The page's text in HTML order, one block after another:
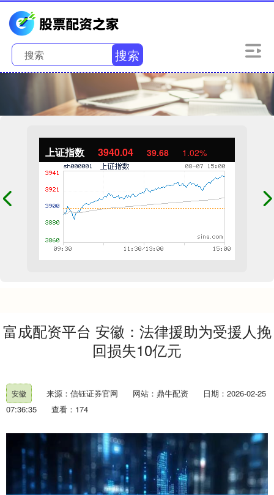
搜索
上证指数 3940.04 39.68 1.02%
富成配资平台 安徽：法律援助为受援人挽
回损失10亿元
安徽 来源：信钰证券官网 网站：鼎牛配资
日期：2026-02-25
07:36:35
查看：174